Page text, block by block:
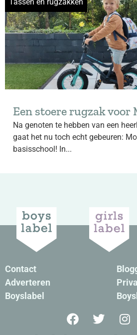
Een stoere rugzak voor
Na genoten te hebben van een
gaat het nu toch echt gebeuren:
basisschool! In...
Contact
Adverteren
Boyslabel